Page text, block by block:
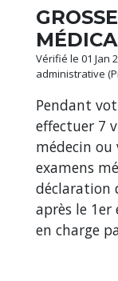
Vérifié le 01 Jan
administrative
Pendant
effectuer 7
médecin ou
examens
déclaration
après le 1er
en charge